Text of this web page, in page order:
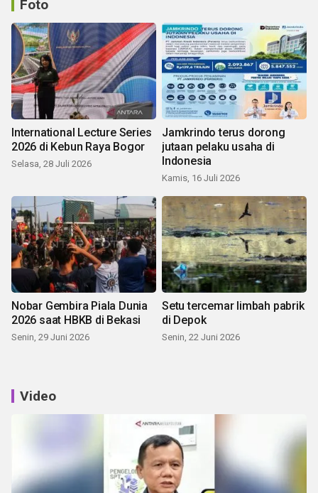
Foto
International Lecture Series
2026 di Kebun Raya Bogor
Selasa, 28 Juli 2026
Jamkrindo terus dorong
jutaan pelaku usaha di
Indonesia
Kamis, 16 Juli 2026
Nobar Gembira Piala Dunia
2026 saat HBKB di Bekasi
Senin, 29 Juni 2026
Setu tercemar limbah pabrik
di Depok
Senin, 22 Juni 2026
Video